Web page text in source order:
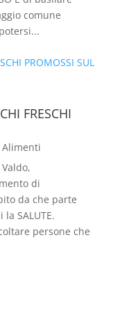
comune
FRESCHI
Alimenti
di
da che parte
SALUTE.
persone che